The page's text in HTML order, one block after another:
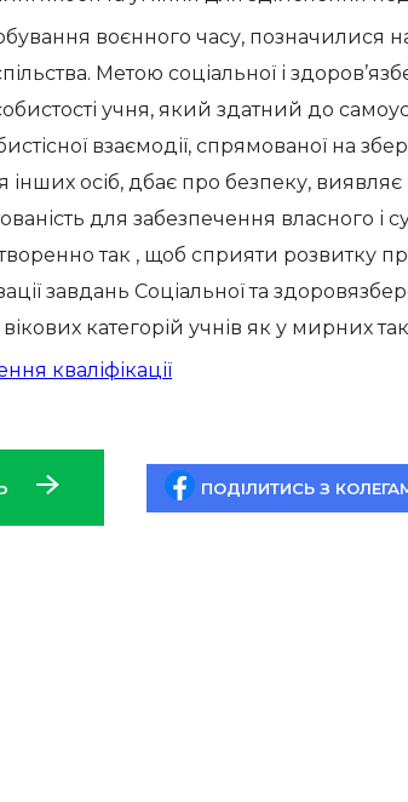
воєнного часу, позначилися на
Метою соціальної і
учня, який здатний до
взаємодії, спрямованої на
інших осіб, дбає про безпеку,
для забезпечення власного і
так , щоб сприяти розвитку
завдань Соціальної та
категорій учнів як у мирних так
кваліфікації
ПОДІЛИТИСЬ З